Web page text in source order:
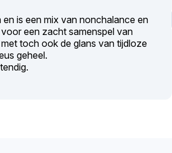
is een mix van nonchalance en
een zacht samenspel van
toch ook de glans van tijdloze
geheel.